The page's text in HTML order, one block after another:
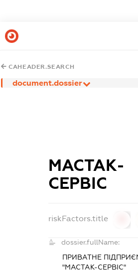
CAHEADER.SEARCH
document.dossier
МАСТАК-
СЕРВІС
riskFactors.title
dossier.fullName:
ПРИВАТНЕ
"МАСТАК-СЕРВІС"